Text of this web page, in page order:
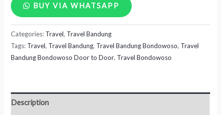
BUY VIA WHATSAPP
Bandung
-
Bondowoso
quantity
Categories: Travel, Travel Bandung
Tags: Travel, Travel Bandung, Travel Bandung Bondowoso, Travel
Bandung Bondowoso Door to Door, Travel Bondowoso
Description